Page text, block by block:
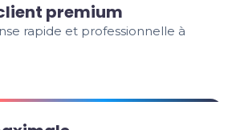
premium
rapide et professionnelle à